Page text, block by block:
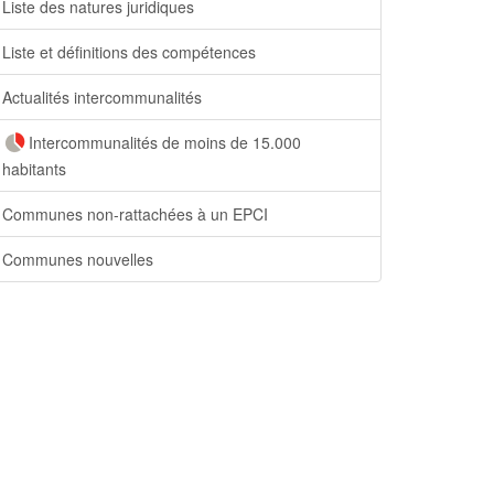
Liste des natures juridiques
Liste et définitions des compétences
Actualités intercommunalités
Intercommunalités de moins de 15.000
habitants
Communes non-rattachées à un EPCI
Communes nouvelles